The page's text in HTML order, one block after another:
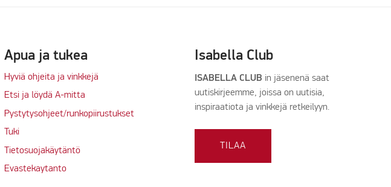
Apua ja tukea
Hyviä ohjeita ja vinkkejä
Etsi ja löydä A-mitta
Pystytysohjeet/runkopiirustukset
Tuki
Tietosuojakäytäntö
Evastekaytanto
Isabella Club
ISABELLA CLUB in jäsenenä saat
uutiskirjeemme, joissa on uutisia,
inspiraatiota ja vinkkejä retkeilyyn.
TILAA